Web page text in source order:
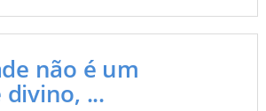
não é um
...